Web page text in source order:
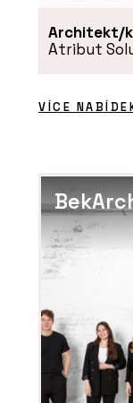
Architekt/
Atribut
VÍCE